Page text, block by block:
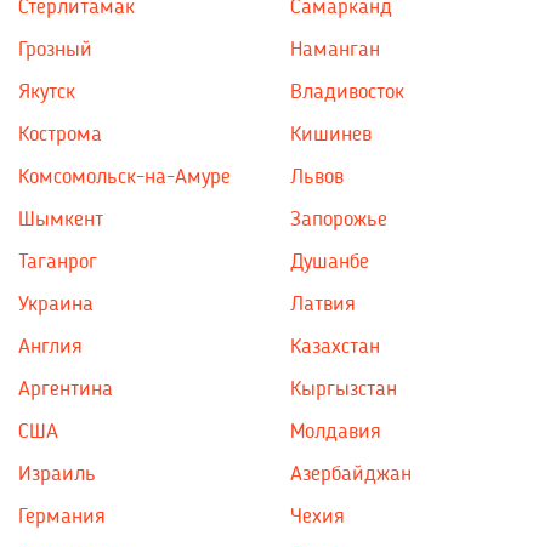
Стерлитамак
Грозный
Якутск
Кострома
Комсомольск-на-Амуре
Шымкент
Таганрог
Самарканд
Наманган
Владивосток
Кишинев
Львов
Запорожье
Душанбе
Украина
Англия
Аргентина
США
Израиль
Латвия
Казахстан
Кыргызстан
Молдавия
Азербайджан
Германия
Чехия